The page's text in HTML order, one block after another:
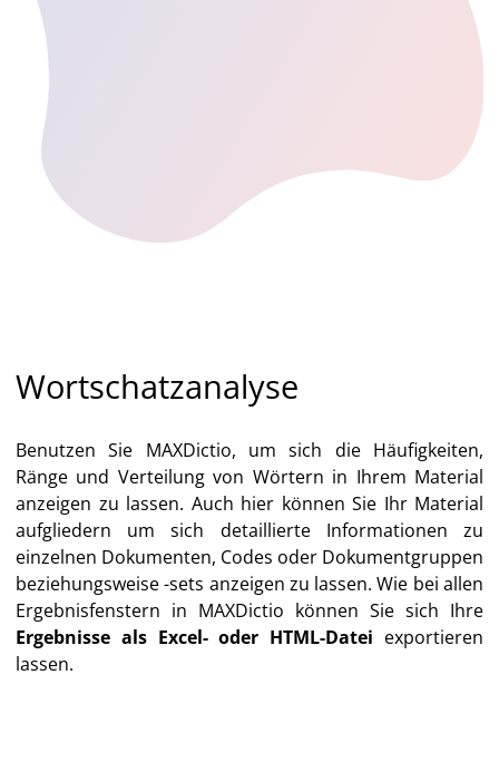
Wortschatzanalyse
Benutzen Sie MAXDictio, um sich die Häufigkeiten,
Ränge und Verteilung von Wörtern in Ihrem Material
anzeigen zu lassen. Auch hier können Sie Ihr Material
aufgliedern um sich detaillierte Informationen zu
einzelnen Dokumenten, Codes oder Dokumentgruppen
beziehungsweise -sets anzeigen zu lassen. Wie bei allen
Ergebnisfenstern in MAXDictio können Sie sich Ihre
Ergebnisse als Excel- oder HTML-Datei exportieren
lassen.